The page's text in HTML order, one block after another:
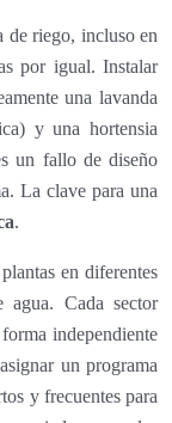
de riego, incluso en
por igual. Instalar
una lavanda
y una hortensia
un fallo de diseño
La clave para una
.
en diferentes
agua. Cada sector
independiente
un programa
y frecuentes para